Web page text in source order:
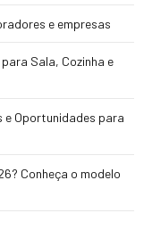
e empresas
Sala, Cozinha e
e Oportunidades para
Conheça o modelo